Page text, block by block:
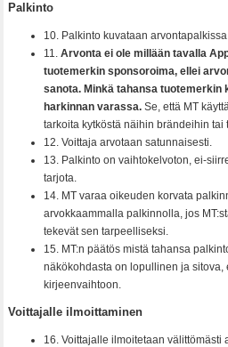
Palkinto
10. Palkinto kuvataan
11.Arvonta ei ole millään tavalla
tuotemerkin sponsoroima, ellei
sanota. Minkä tahansa tuotemerkin
harkinnan varassa. Se, että MT
tarkoita kytköstä näihin brändeihin
12. Voittaja arvotaan satunnaisesti.
13. Palkinto on vaihtokelvoton, ei-
tarjota.
14. MT varaa oikeuden korvata
arvokkaammalla palkinnolla, jos
tekevät sen tarpeelliseksi.
15. MT:n päätös mistä tahansa
näkökohdasta on lopullinen ja
kirjeenvaihtoon.
Voittajalle ilmoittaminen
16. Voittajalle ilmoitetaan välittömästi